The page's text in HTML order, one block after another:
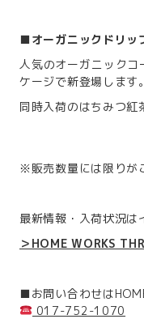
■ オーガニックドリ
人気のオーガニックコ
ケージで新登場します。
同時入荷のはちみつ紅
※販売数量には限りが
最新情報・入荷状況は
＞HOME WORKS
■お問い合わせは
017-752-1070